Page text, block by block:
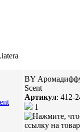
BY
Scent
Артикул: 412-
1